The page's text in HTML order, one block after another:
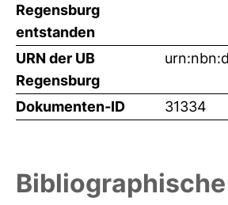
Regensburg
entstanden
URN der UB
Regensburg
Dokumenten-ID 31334